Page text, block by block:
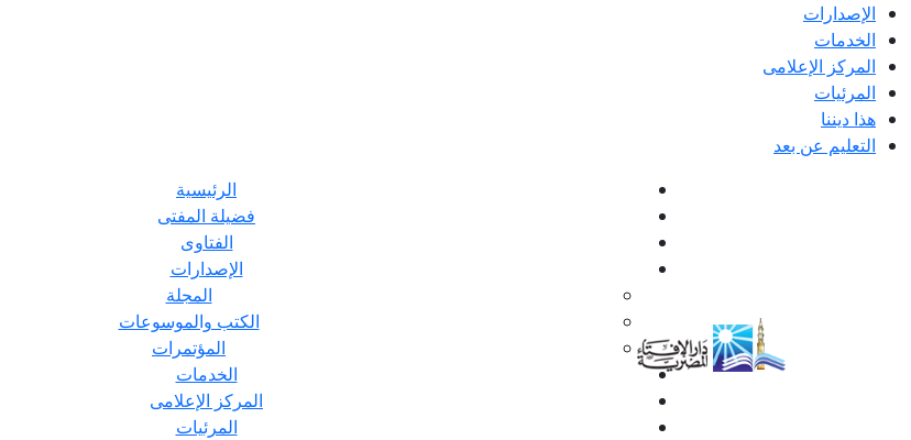
الإصدارات
الخدمات
المركز الإعلامى
المرئيات
هذا ديننا
التعليم عن بعد
الرئيسية
فضيلة المفتى
الفتاوى
الإصدارات
المجلة
الكتب والموسوعات
المؤتمرات
الخدمات
المركز الإعلامى
المرئيات